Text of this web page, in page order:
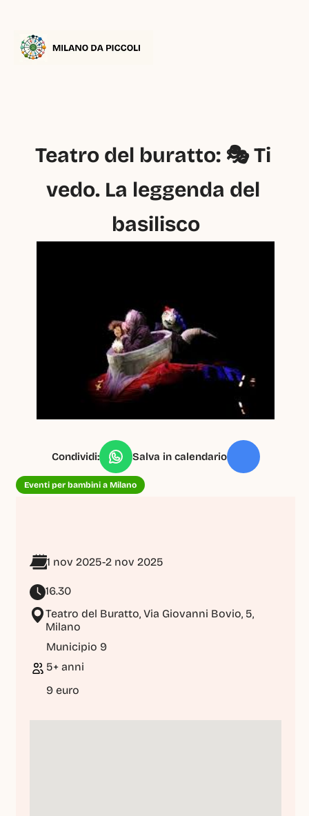
Teatro del buratto: 🎭 Ti
vedo. La leggenda del
basilisco
Condividi: Salva in calendario
Eventi per bambini a Milano
1 nov 2025-2 nov 2025
16.30
Teatro del Buratto, Via Giovanni Bovio, 5,
Milano
Municipio 9
5+ anni
9 euro